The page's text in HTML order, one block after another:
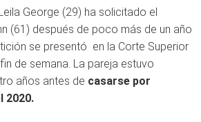
George (29) ha solicitado el
(61) después de poco más de un año
se presentó en la Corte Superior
de semana. La pareja estuvo
años antes de casarse por
2020.